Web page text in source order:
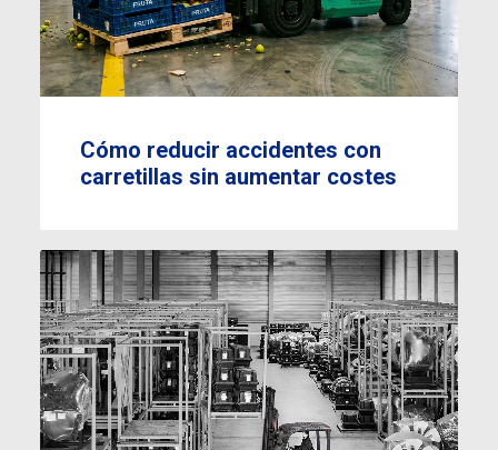
Cómo reducir accidentes con
carretillas sin aumentar costes